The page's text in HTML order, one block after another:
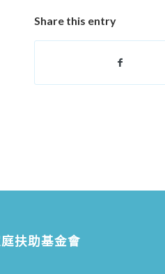
Share this entry
扶助基金會